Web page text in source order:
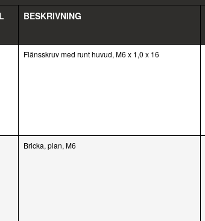
BESKRIVNING
Flänsskruv med runt huvud, M6 x 1,0 x 16
Bricka, plan, M6